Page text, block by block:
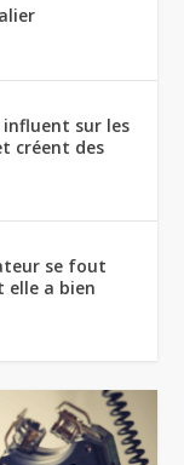
influent sur les
créent des
se fout
elle a bien